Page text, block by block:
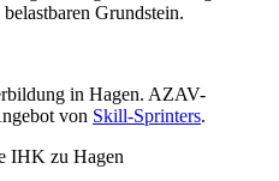
Grundstein.
in Hagen. AZAV-
von Skill-Sprinters.
IHK zu Hagen